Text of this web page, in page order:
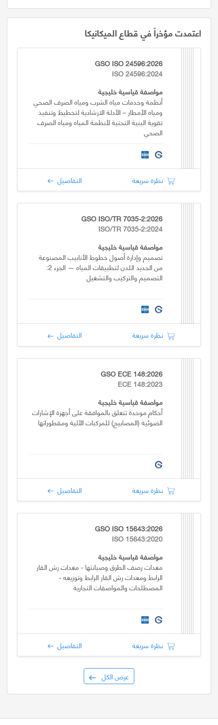
اعتمدت مؤخراً في قطاع الميكانيكا
GSO ISO 24596:2026
ISO 24596:2024
مواصفة قياسية خليجية
أنظمة وخدمات مياه الشرب ومياه الصرف الصحي
ومياه الأمطار – الأدلة الارشادية لتخطيط وتنفيذ
تقوية البنية التحتية لأنظمة المياه ومياه الصرف
الصحي
نظرة سريعة التفاصيل
GSO ISO/TR 7035-2:2026
ISO/TR 7035-2:2024
مواصفة قياسية خليجية
تصميم وإدارة أصول خطوط الأنابيب المصنوعة
من الحديد اللدن لتطبيقات المياه — الجزء 2:
التصميم والتركيب والتشغيل
نظرة سريعة التفاصيل
GSO ECE 148:2026
ECE 148:2023
مواصفة قياسية خليجية
أحكام موحدة تتعلق بالموافقة على أجهزة الإشارات
الضوئية (المصابيح) للمركبات الآلية ومقطوراتها
نظرة سريعة التفاصيل
GSO ISO 15643:2026
ISO 15643:2020
مواصفة قياسية خليجية
معدات رصف الطرق وصيانتها - معدات رش القار
الرابط ومعدات رش القار الرابط وتوزيعه -
المصطلحات والمواصفات التجارية
نظرة سريعة التفاصيل
عرض الكل